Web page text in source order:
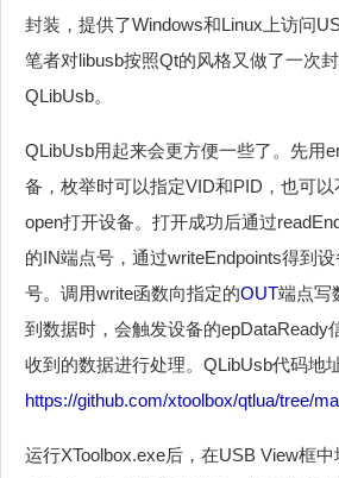
封装，提供了Windows和Linux上访问
笔者对libusb按照Qt的风格又做了一次
QLibUsb。
QLibUsb用起来会更方便一些了。先用
备，枚举时可以指定VID和PID，也可
open打开设备。打开成功后通过
的IN端点号，通过writeEndpoints得到
号。调用write函数向指定的OUT端点写
到数据时，会触发设备的epDataReady
收到的数据进行处理。QLibUsb代码地
https://github.com/xtoolbox/qtlua/tree/
运行XToolbox.exe后，在USB View框